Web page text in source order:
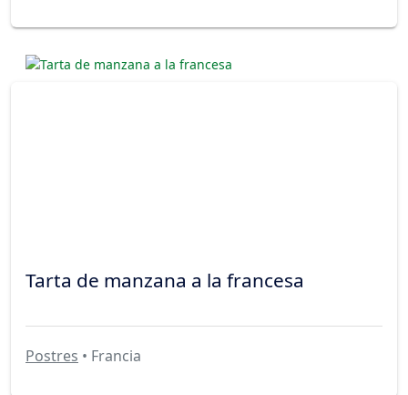
Tarta de manzana a la francesa
Postres • Francia